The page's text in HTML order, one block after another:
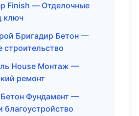
Finish — Отделочные
ключ
Бригадир Бетон —
строительство
House Монтаж —
ремонт
Фундамент —
благоустройство